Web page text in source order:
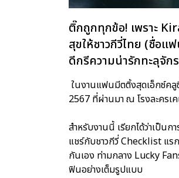
ติ๊กถูกทุกข้อ! เพราะ
สุขให้ชาวกีวี่ไทย (ชื่อ
ดีกรีความน่ารักทะลุจั
ในงานแฟนมีตติ้งสุดเอ็กซ์ค
2567 ที่ผ่านมา ณ โรงละคร
สำหรับงานนี้ เรียกได้ว่าเป็นก
แชร์กับชาวกีวี่ Checklist แร
กันเอง ท่ามกลาง Lucky
ฟินอย่างเต็มรูปแบบ